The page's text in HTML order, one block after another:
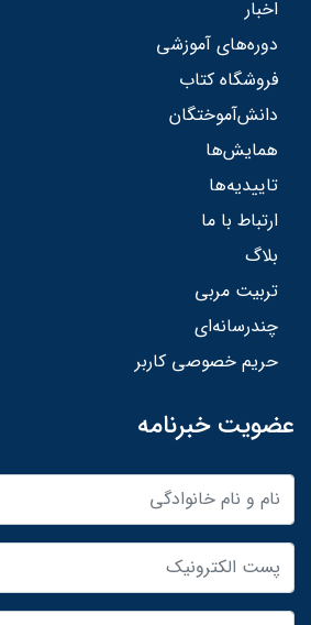
اخبار
دوره‌های آموزشی
فروشگاه کتاب
دانش‌آموختگان
همایش‌ها
تاییدیه‌ها
ارتباط با ما
بلاگ
تربیت مربی
چندرسانه‌ای
حریم خصوصی کاربر
عضویت خبرنامه